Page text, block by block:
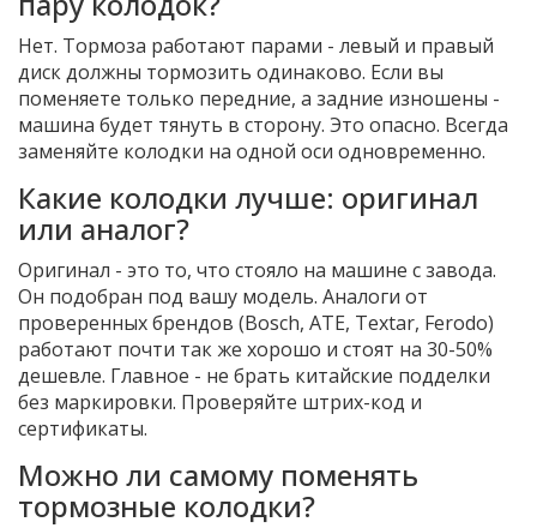
Нет. Тормоза работают парами - левый и правый
диск должны тормозить одинаково. Если вы
поменяете только передние, а задние изношены -
машина будет тянуть в сторону. Это опасно. Всегда
заменяйте колодки на одной оси одновременно.
Какие колодки лучше: оригинал
или аналог?
Оригинал - это то, что стояло на машине с завода.
Он подобран под вашу модель. Аналоги от
проверенных брендов (Bosch, ATE, Textar, Ferodo)
работают почти так же хорошо и стоят на 30-50%
дешевле. Главное - не брать китайские подделки
без маркировки. Проверяйте штрих-код и
сертификаты.
Можно ли самому поменять
тормозные колодки?